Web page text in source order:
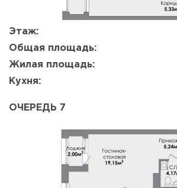
Этаж:
Общая площадь:
Жилая площадь:
Кухня:
ОЧЕРЕДЬ 7